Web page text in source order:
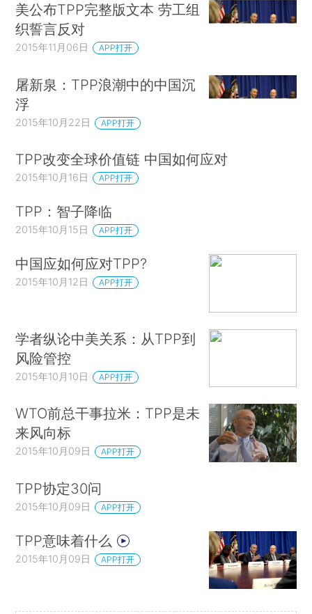
美公布TPP完整版文本 劳工组
织誓言反对
2015年11月06日 APP打开
屠新泉：TPP浪潮中的中国沉
浮
2015年10月22日 APP打开
TPP改变全球价值链 中国如何应对
2015年10月16日 APP打开
TPP：智子降临
2015年10月15日 APP打开
中国应如何应对TPP?
2015年10月12日 APP打开
学者纵论中美关系：从TPP到
风险管控
2015年10月10日 APP打开
WTO前总干事拉米：TPP是未
来风向标
2015年10月09日 APP打开
TPP协定30问
2015年10月09日 APP打开
TPP意味着什么
2015年10月09日 APP打开